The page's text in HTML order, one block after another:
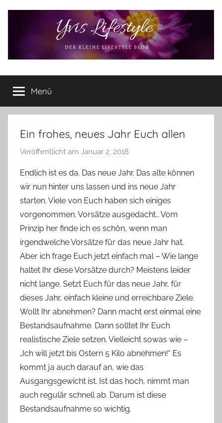
Yvis
Lifestyle
Lifestyle
Blog
–
Lifestyle,
Rezensionen,
Produkttests
vieles
mehr
Menü
Ein frohes, neues Jahr Euch allen
Veröffentlicht am Januar 2, 2018
n
Y
v
o
n
n
e
Endlich ist es da. Das neue Jahr. Das alte können
wir nun hinter uns lassen und ins neue Jahr
starten. Viele von Euch haben sich einiges
vorgenommen. Vorsätze ausgedacht… Vom
Prinzip her finde ich es schön, wenn man
irgendwelche Vorsätze für das neue Jahr hat.
Aber ich frage Euch jetzt einfach mal – Wie lange
haltet Ihr diese Vorsätze durch? Meistens leider
nicht lange. Setzt Euch für das neue Jahr, für
dieses Jahr, einfach kleine und erreichbare Ziele.
Wollt Ihr abnehmen? Dann macht erst einmal eine
Bestandsaufnahme. Dann solltet Ihr Euch
realistische Ziele setzen. Vielleicht sowas wie –
„Ich will jetzt bis Ostern 5 Kilo abnehmen!“ Es
kommt ja auch darauf an, wie das
Ausgangsgewicht ist. Ist das hoch, nimmt man
auch regulär schnell ab. Darum ist diese
Bestandsaufnahme so wichtig.